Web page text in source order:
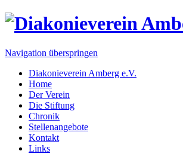
Navigation überspringen
Diakonieverein Amberg e.V.
Home
Der Verein
Die Stiftung
Chronik
Stellenangebote
Kontakt
Links